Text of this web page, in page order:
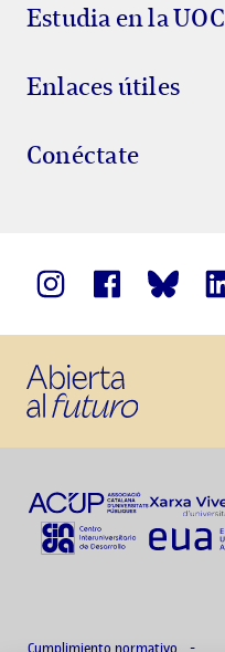
Estudia en la UOC
Enlaces útiles
Conéctate